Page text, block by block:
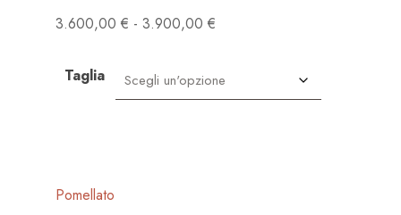
3.600,00€ - 3.900,00€
da
Taglia
Pomellato